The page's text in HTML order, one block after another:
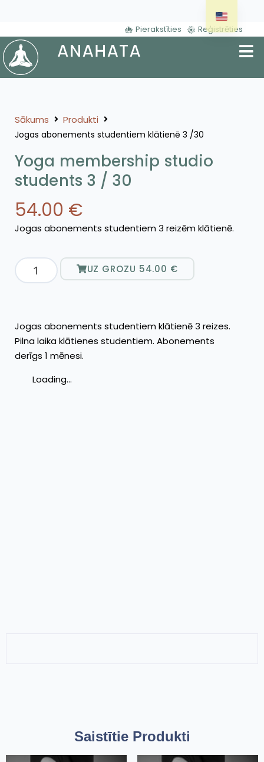
Pierakstīties Reģistrēties
Sākums Produkti
Jogas abonements studentiem klātienē 3 /30
Yoga membership studio
students 3 / 30
54.00 €
Jogas abonements studentiem 3 reizēm klātienē.
UZ GROZU 54.00 €
Jogas abonements studentiem klātienē 3 reizes.
Pilna laika klātienes studentiem. Abonements
derīgs 1 mēnesi.
Loading...
Saistītie Produkti